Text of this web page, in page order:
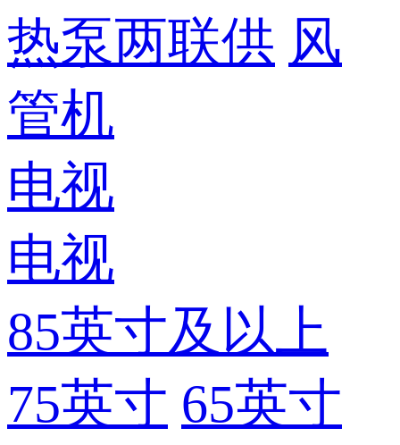
热泵两联供 风
管机
电视
电视
85英寸及以上
75英寸 65英寸